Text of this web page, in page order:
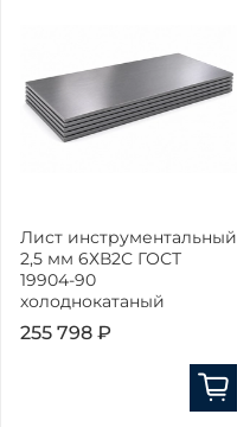
Лист инструментальный
2,5 мм 6ХВ2С ГОСТ
19904-90
холоднокатаный
255 798 ₽